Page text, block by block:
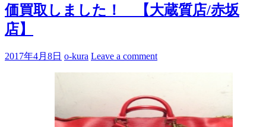
価買取しました！ 【大蔵質店/赤坂
店】
2017年4月8日 o-kura Leave a comment